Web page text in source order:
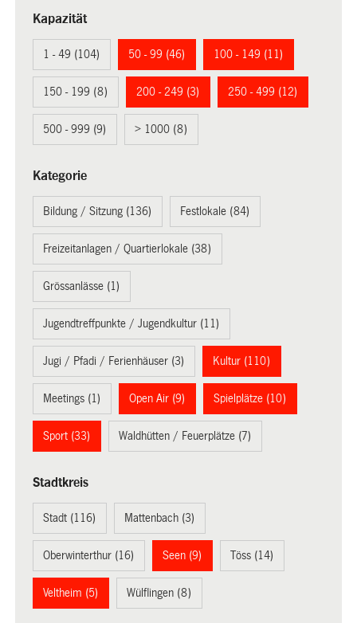
Kapazität
1 - 49 (104) 50 - 99 (46) 100 - 149 (11)
150 - 199 (8) 200 - 249 (3) 250 - 499 (12)
500 - 999 (9) > 1000 (8)
Kategorie
Bildung / Sitzung (136) Festlokale (84)
Freizeitanlagen / Quartierlokale (38)
Grössanlässe (1)
Jugendtreffpunkte / Jugendkultur (11)
Jugi / Pfadi / Ferienhäuser (3) Kultur (110)
Meetings (1) Open Air (9) Spielplätze (10)
Sport (33) Waldhütten / Feuerplätze (7)
Stadtkreis
Stadt (116) Mattenbach (3)
Oberwinterthur (16) Seen (9) Töss (14)
Veltheim (5) Wülflingen (8)